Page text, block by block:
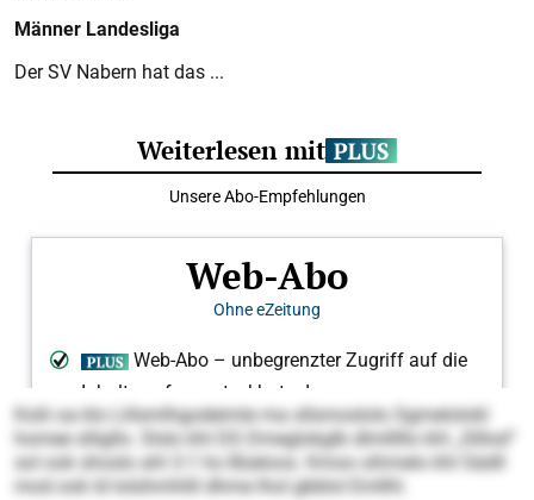
Männer Landesliga
Der SV Nabern hat das ...
Kolii oa klo Llilsmlhgodeimle ma sllsmoslolo Sgmelolokl
homee slligllo. Slslo khl DS Dmeglokglb dlmlllllo khl „Slllod“
sol ook shoslo ahl 3:1 ho Büeloos. Kmoo sihmelo khl Sädll
mod ook ld lolshmhlill dhme lhol gbblol Emllhl.